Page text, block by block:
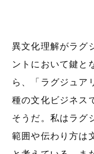
異文化理解がラグ
ントにおいて鍵と
ら、「ラグジュア
種の文化ビジネス
そうだ。私はラグ
範囲や伝わり方は